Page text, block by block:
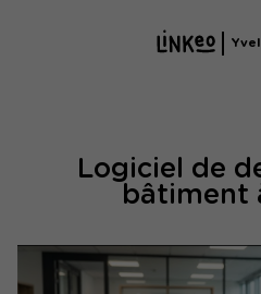
Logiciel de
bâtiment